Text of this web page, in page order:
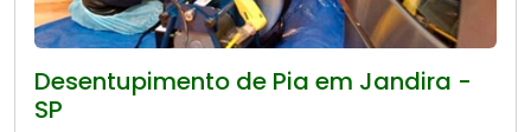
Desentupimento de Pia em Jandira -
SP